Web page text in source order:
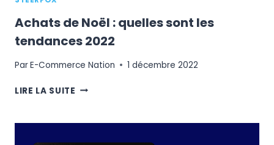
Achats de Noël : quelles sont les
tendances 2022
ParE-Commerce Nation 1 décembre 2022
LIRE LA SUITE ACHATS
: